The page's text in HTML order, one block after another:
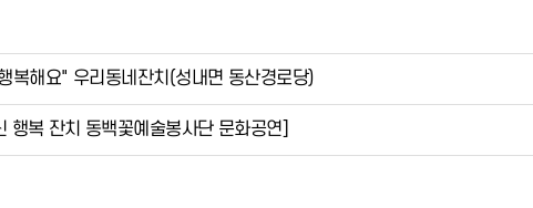
복해요" 우리동네잔치(성내면 동산경로당)
행복 잔치 동백꽃예술봉사단 문화공연]